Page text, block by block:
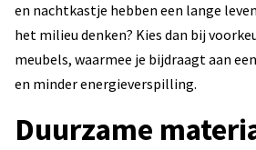
en nachtkastje hebben een lange
het milieu denken? Kies dan bij
meubels, waarmee je bijdraagt aan
en minder energieverspilling.
Duurzame